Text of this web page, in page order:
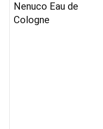
Nenuco Eau de
Cologne